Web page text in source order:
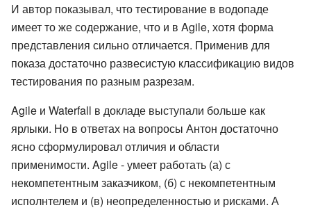
И автор показывал, что тестирование в водопаде
имеет то же содержание, что и в Agile, хотя форма
представления сильно отличается. Применив для
показа достаточно развесистую классификацию видов
тестирования по разным разрезам.
Agile и Waterfall в докладе выступали больше как
ярлыки. Но в ответах на вопросы Антон достаточно
ясно сформулировал отличия и области
применимости. Agile - умеет работать (а) с
некомпетентным заказчиком, (б) с некомпетентным
исполнтелем и (в) неопределенностью и рисками. А